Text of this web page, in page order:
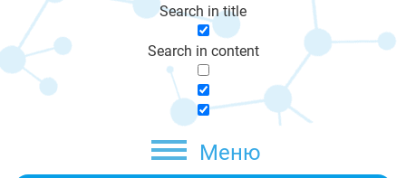
Search in title
Search in content
Меню